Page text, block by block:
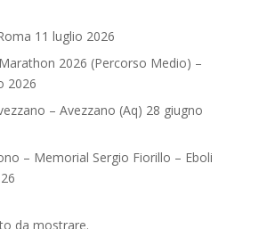
11 luglio 2026
2026 (Percorso Medio) –
2026
– Avezzano (Aq) 28 giugno
– Memorial Sergio Fiorillo – Eboli
da mostrare.